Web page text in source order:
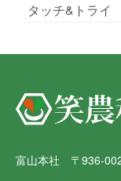
タッチ&トライ
富山本社 〒936-